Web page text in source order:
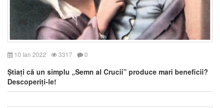
10 Ian 2022 3317 0
Știați că un simplu „Semn al Crucii” produce mari beneficii?
Descoperiți-le!